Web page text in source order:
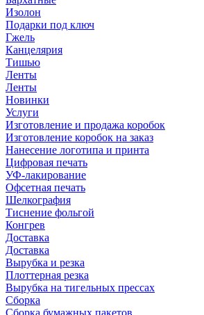
Изолон
Подарки под ключ
Гжель
Канцелярия
Тишью
Ленты
Ленты
Новинки
Услуги
Изготовление и продажа коробок
Изготовление коробок на заказ
Нанесение логотипа и принта
Цифровая печать
УФ-лакирование
Офсетная печать
Шелкография
Тиснение фольгой
Конгрев
Доставка
Доставка
Вырубка и резка
Плоттерная резка
Вырубка на тигельных прессах
Сборка
Сборка бумажных пакетов